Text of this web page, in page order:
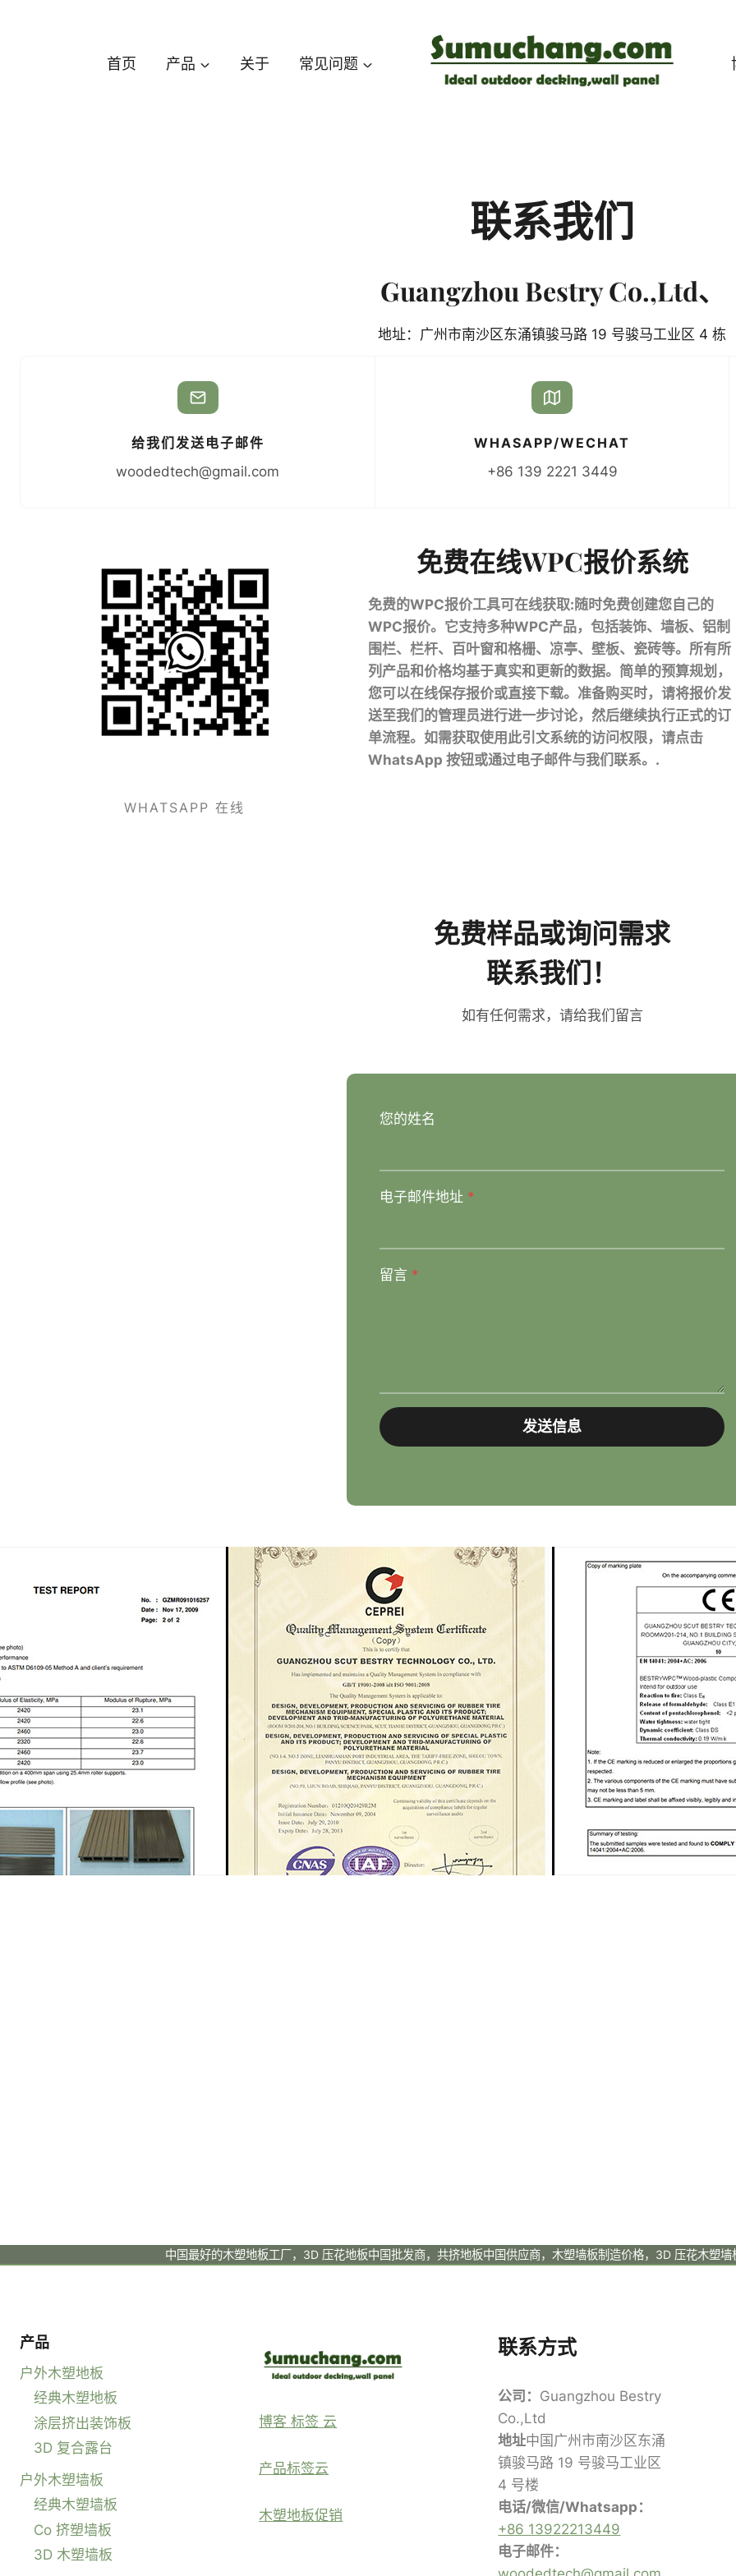
首页 产品 关于 常见问题
联系我们
Guangzhou Bestry Co.,Ltd、
地址：广州市南沙区东涌镇骏马路 19 号骏马工业区 4 栋
给我们发送电子邮件
woodedtech@gmail.com
WHASAPP/WECHAT
+86 139 2221 3449
WHATSAPP 在线
免费在线WPC报价系统
免费的WPC报价工具可在线获取:随时免费创建您自己的
WPC报价。它支持多种WPC产品，包括装饰、墙板、铝制
围栏、栏杆、百叶窗和格栅、凉亭、壁板、瓷砖等。所有所
列产品和价格均基于真实和更新的数据。简单的预算规划，
您可以在线保存报价或直接下载。准备购买时，请将报价发
送至我们的管理员进行进一步讨论，然后继续执行正式的订
单流程。如需获取使用此引文系统的访问权限，请点击
WhatsApp 按钮或通过电子邮件与我们联系。.
免费样品或询问需求
联系我们！
如有任何需求，请给我们留言
您的姓名
电子邮件地址 *
留言 *
发送信息
中国最好的木塑地板工厂，3D 压花地板中国批发商，共挤地板中国供应商，木塑墙板制造价格，3D 压花木塑
产品
户外木塑地板
经典木塑地板
涂层挤出装饰板
3D 复合露台
户外木塑墙板
经典木塑墙板
Co 挤塑墙板
3D 木塑墙板
博客 标签 云
产品标签云
木塑地板促销
联系方式
公司： Guangzhou Bestry
Co.,Ltd
地址中国广州市南沙区东涌
镇骏马路 19 号骏马工业区
4 号楼
电话/微信/Whatsapp：
+86 13922213449
电子邮件：